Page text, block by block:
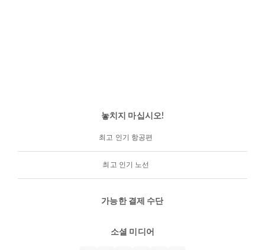
놓치지 마십시오!
최고 인기 항공편
최고 인기 노선
가능한 결제 수단
소셜 미디어